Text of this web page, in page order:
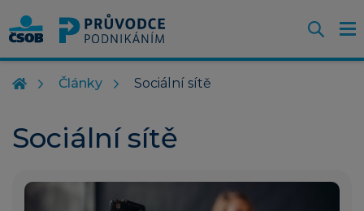
Články Sociální sítě
Sociální sítě